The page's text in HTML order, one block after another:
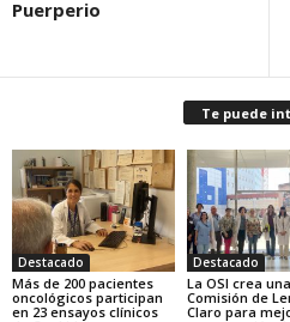
Puerperio
Te puede
Destacado
Más de 200 pacientes
oncológicos participan
en 23 ensayos clínicos
Destacado
La OSI crea una
Comisión de
Claro para